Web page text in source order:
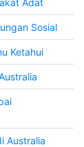
Adat
Sosial
Ketahui
Australia